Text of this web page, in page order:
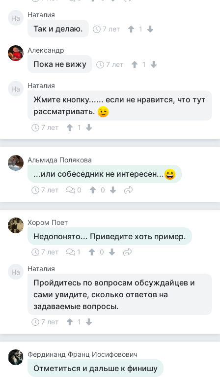
На Наталия
Так и делаю. 7 лет 1
Александр
Пока не вижу 7 лет 1
На Наталия
Жмите кнопку...... если не нравится, что тут
рассматривать.
7 лет 1
Альмида Полякова
...или собеседник не интересен...
7 лет 0 0
Хором Поет
Недопонято... Приведите хоть пример.
7 лет 1 0
На Наталия
Пройдитесь по вопросам обсуждайцев и
сами увидите, сколько ответов на
задаваемые вопросы.
7 лет 1
Фердинанд Франц Иосифовович
Отметиться и дальше к финишу